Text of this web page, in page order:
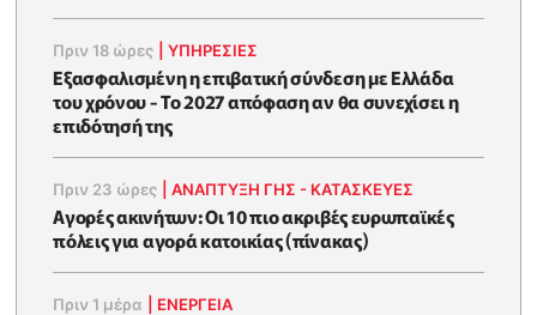
Πριν 18 ώρες |ΥΠΗΡΕΣΙΕΣ
Εξασφαλισμένη η επιβατική σύνδεση με Ελλάδα
του χρόνου - Το 2027 απόφαση αν θα συνεχίσει η
επιδότησή της
Πριν 23 ώρες |ΑΝΑΠΤΥΞΗ ΓΗΣ - ΚΑΤΑΣΚΕΥΕΣ
Αγορές ακινήτων: Οι 10 πιο ακριβές ευρωπαϊκές
πόλεις για αγορά κατοικίας (πίνακας)
Πριν 1 μέρα ΕΝΈΡΓΕΙΑ